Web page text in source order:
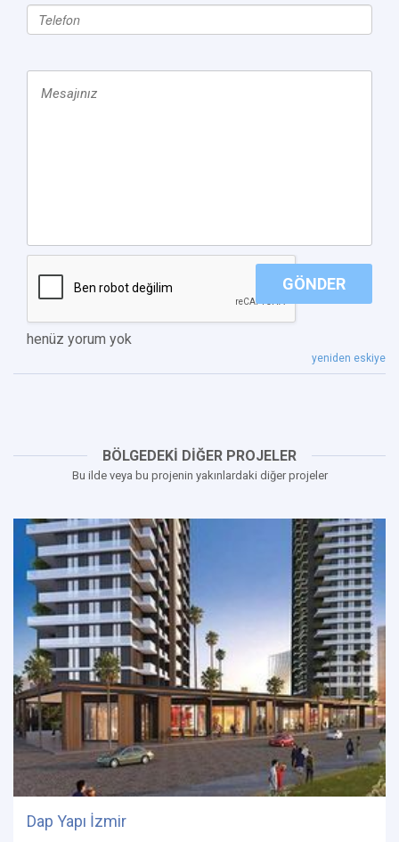
GÖNDER
henüz yorum yok
yeniden eskiye
BÖLGEDEKİ DİĞER PROJELER
Bu ilde veya bu projenin yakınlardaki diğer projeler
Dap Yapı İzmir